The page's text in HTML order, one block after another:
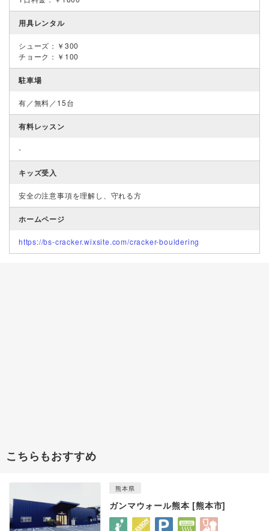
用具レンタル
シューズ：￥300
チョーク：￥100
駐車場
有／無料／15台
有料レッスン
-
キッズ受入
安全の注意事項を理解し、守れる方
ホームページ
https://bs-cracker.wixsite.com/cracker-bouldering
こちらもおすすめ
熊本県
ガンマウォール熊本 [熊本市]